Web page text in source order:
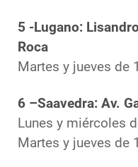
5 -Lugano:
Roca
Martes y jueves de
6 –Saavedra: Av.
Lunes y miércoles
Martes y jueves de